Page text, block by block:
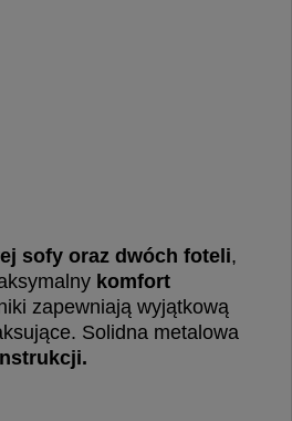
sofy oraz dwóch foteli,
komfort
zapewniają wyjątkową
Solidna metalowa